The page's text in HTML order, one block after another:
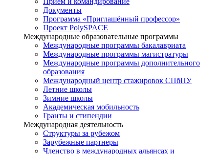
Документы
Программа «Приглашённый профессор»
Проект PolySPACE
Международные образовательные программы
Международные программы бакалавриата
Международные программы магистратуры
Международные программы дополнительного
образования
Международный центр стажировок СПбПУ
Летние школы
Зимние школы
Академическая мобильность
Гранты и стипендии
Международная деятельность
Структуры за рубежом
Зарубежные партнеры
Членство в международных альянсах и